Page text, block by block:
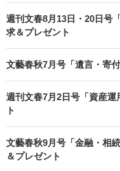
週刊文春8月13日・20日号
求＆プレゼント
文藝春秋7月号「遺言・寄
週刊文春7月2日号「資産
ト
文藝春秋9月号「金融・相
＆プレゼント